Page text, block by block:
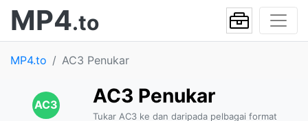
MP4.to
MP4.to AC3 Penukar
AC3 AC3 Penukar
Tukar AC3 ke dan daripada pelbagai format